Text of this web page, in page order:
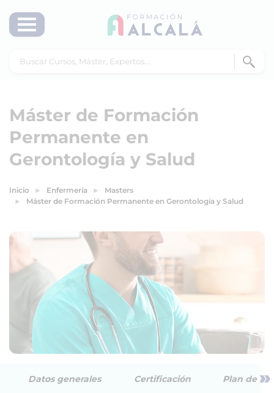
Máster de Formación
Permanente en
Gerontología y Salud
Inicio Enfermería
Masters
Máster de Formación Permanente en Gerontología y Salud
Datos generales Certificación Plan de »